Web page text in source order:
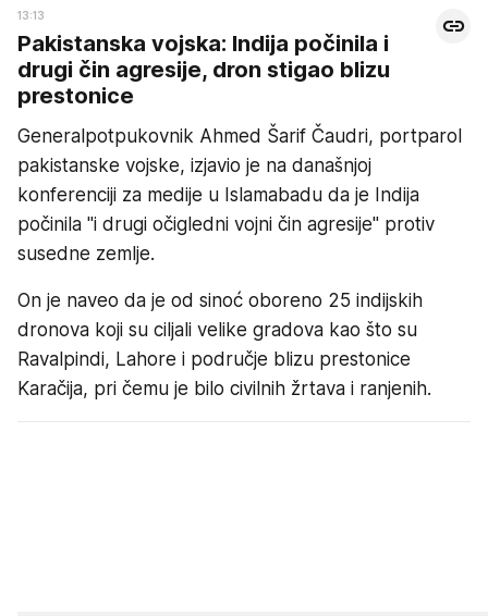
13:13
Pakistanska vojska: Indija počinila i
drugi čin agresije, dron stigao blizu
prestonice
Generalpotpukovnik Ahmed Šarif Čaudri, portparol
pakistanske vojske, izjavio je na današnjoj
konferenciji za medije u Islamabadu da je Indija
počinila "i drugi očigledni vojni čin agresije" protiv
susedne zemlje.
On je naveo da je od sinoć oboreno 25 indijskih
dronova koji su ciljali velike gradova kao što su
Ravalpindi, Lahore i područje blizu prestonice
Karačija, pri čemu je bilo civilnih žrtava i ranjenih.